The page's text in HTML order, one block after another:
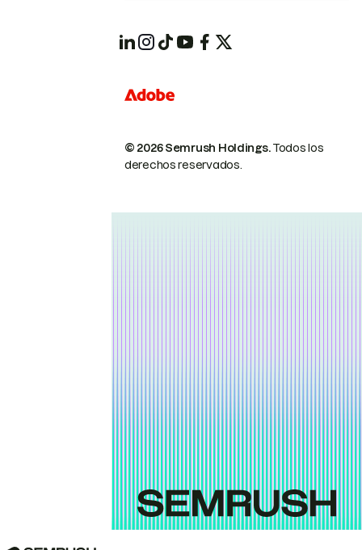
© 2026 Semrush Holdings.Todos los
derechos reservados.